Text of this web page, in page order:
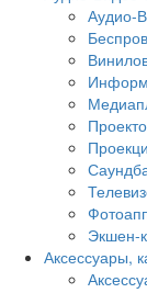
Аудио-
Экшен-
Аксессуары,